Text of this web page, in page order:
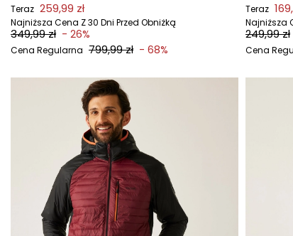
Teraz 259,99 zł
Najniższa Cena Z 30 Dni Przed Obniżką
349,99 zł - 26%
Cena Regularna 799,99 zł - 68%
Teraz
Najniższa
249,99 zł
Cena